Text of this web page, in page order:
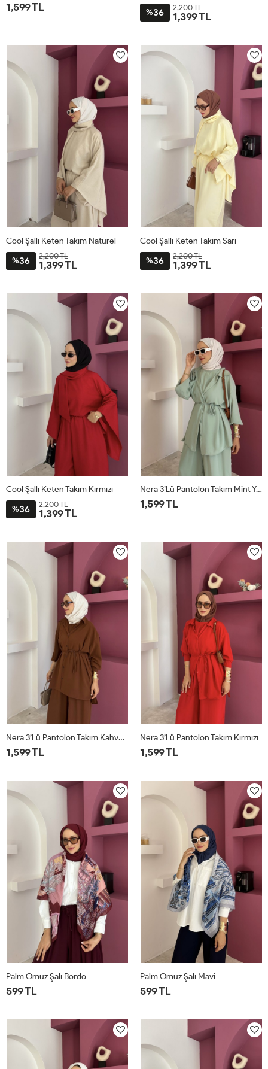
1,599 TL %36 2,200 TL
1,399 TL
Cool Şallı Keten Takım Naturel
%36 2,200 TL
1,399 TL
Cool Şallı Keten Takım Sarı
%36 2,200 TL
1,399 TL
Cool Şallı Keten Takım Kırmızı
%36 2,200 TL
1,399 TL
Nera 3’lü Pantolon Takım Mint Yeşili
1,599 TL
Nera 3’lü Pantolon Takım Kahverengi
1,599 TL
Nera 3’lü Pantolon Takım Kırmızı
1,599 TL
Palm Omuz Şalı Bordo
599 TL
Palm Omuz Şalı Mavi
599 TL